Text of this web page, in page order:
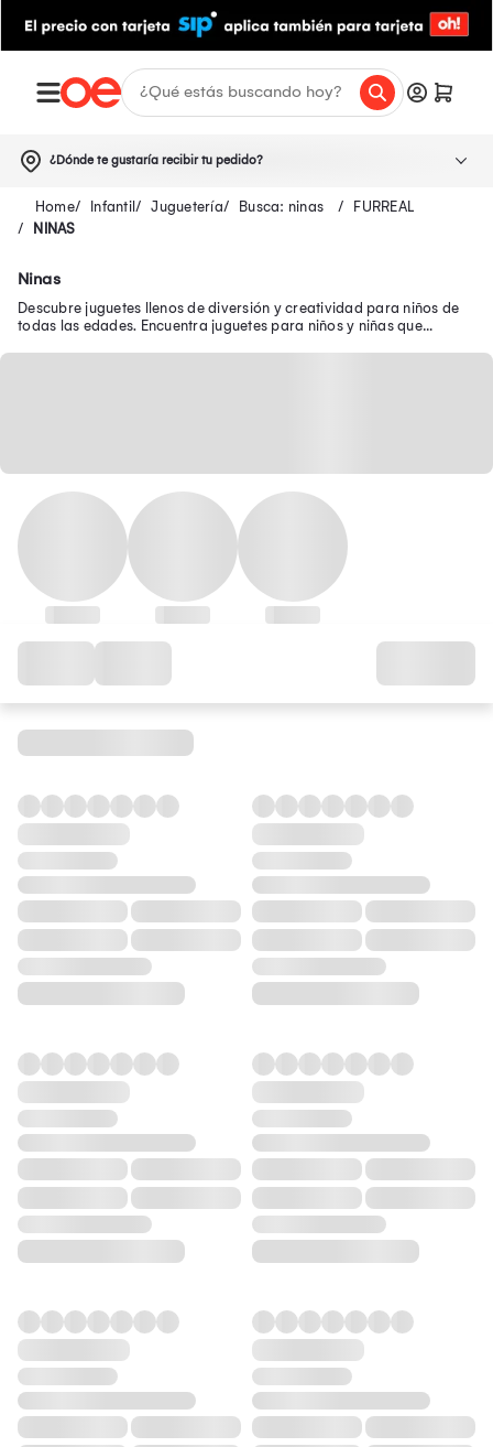
¿Dónde te gustaría recibir tu pedido?
Infantil Juguetería Busca: ninas
FURREAL
NINAS
Ninas
Descubre juguetes llenos de diversión y creatividad para niños de
todas las edades. Encuentra juguetes para niños y niñas que